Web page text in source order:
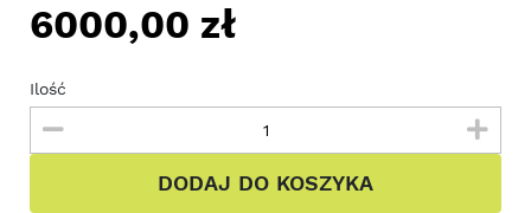
6000,00 zł
Ilość
DODAJ DO KOSZYKA